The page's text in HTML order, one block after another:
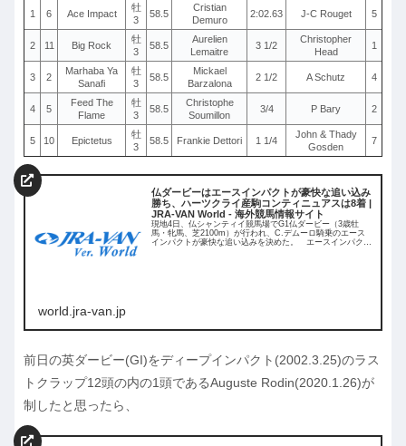
1 6 Ace Impact
牡
3
58.5
Cristian
Demuro
2:02.63 J-C Rouget 5
2 11 Big Rock
牡
3
58.5
Aurelien
Lemaitre
3 1/2
Christopher
Head
1
3 2
Marhaba Ya
Sanafi
牡
3
58.5
Mickael
Barzalona
2 1/2 A Schutz 4
4 5
Feed The
Flame
牡
3
58.5
Christophe
Soumillon
3/4 P Bary 2
5 10 Epictetus
牡
3
58.5 Frankie Dettori 1 1/4
John & Thady
Gosden
7
仏ダービーはエースインパクトが豪快な追い込み
勝ち、ハーツクライ産駒コンティニュアスは8着 |
JRA-VAN World - 海外競馬情報サイト
現地4日、仏シャンティイ競馬場でG1仏ダービー（3歳牡
馬・牝馬、芝2100m）が行われ、C.デムーロ騎乗のエース
インパクトが豪快な追い込みを決めた。 エースインパクト
world.jra-van.jp
前日の英ダービー(GI)をディープインパクト(2002.3.25)のラス
トクラップ12頭の内の1頭であるAuguste Rodin(2020.1.26)が
制したと思ったら、